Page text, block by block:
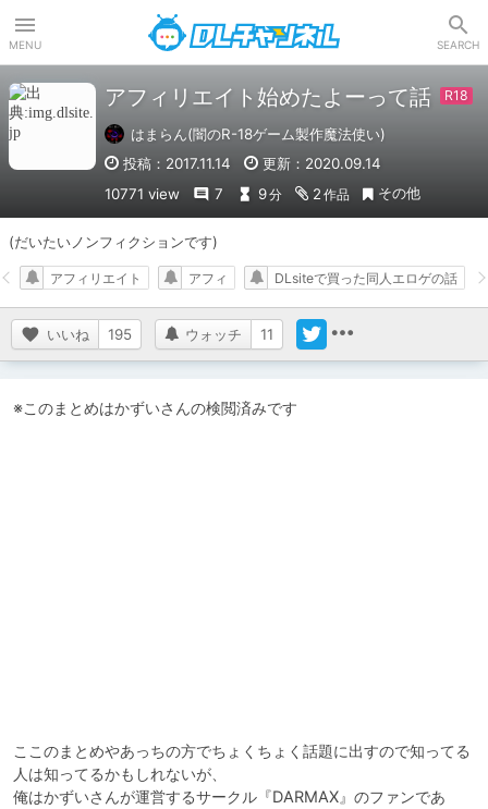
MENU SEARCH
アフィリエイト始めたよーって話
はまらん(闇のR-18ゲーム製作魔法使い)
投稿：2017.11.14
更新：2020.09.14
10771 view
7 9分 2 作品 その他
(だいたいノンフィクションです)
いいね 195 ウォッチ 11
アフィリエイト アフィ DLsiteで買った同人エロゲの話
※このまとめはかずいさんの検閲済みです
ここのまとめやあっちの方でちょくちょく話題に出すので知ってる
人は知ってるかもしれないが、
俺はかずいさんが運営するサークル『DARMAX』のファンであ